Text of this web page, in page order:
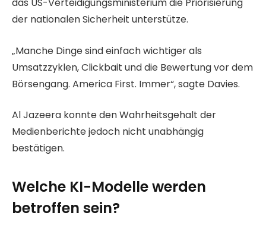
der nationalen Sicherheit unterstütze.
„Manche Dinge sind einfach wichtiger als
Umsatzzyklen, Clickbait und die Bewertung vor dem
Börsengang. America First. Immer“, sagte Davies.
Al Jazeera konnte den Wahrheitsgehalt der
Medienberichte jedoch nicht unabhängig
bestätigen.
Welche KI-Modelle werden
betroffen sein?